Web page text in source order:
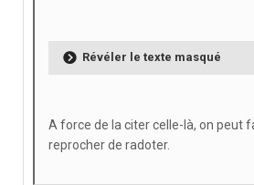
Révéler le texte masqué
A force de la citer celle-là, on peut
reprocher de radoter.